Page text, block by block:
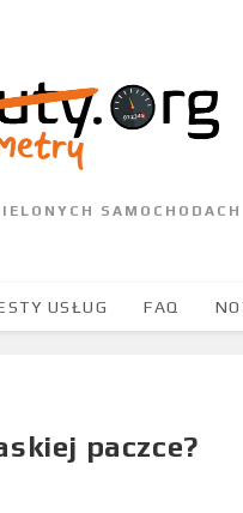
SAMOCHODACH
USŁUG FAQ
paczce?